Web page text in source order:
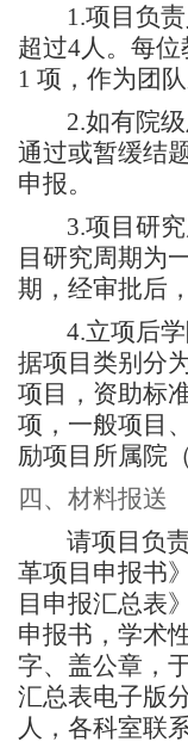
1.项目负
超过4人。每
1 项，作为团
2.如有院
通过或暂缓结
申报。
3.项目研
目研究周期为
期，经审批后
4.立项后
据项目类别分
项目，资助标
项，一般项目
励项目所属院
四、 材料报送
请项目负
革项目申报书
目申报汇总表
申报书，学术
字、盖公章，
汇总表电子版
人，各科室联